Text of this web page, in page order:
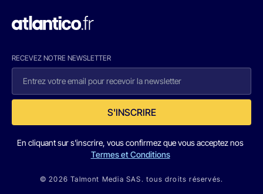
RECEVEZ NOTRE NEWSLETTER
S'INSCRIRE
En cliquant sur s'inscrire, vous confirmez que vous acceptez nos
Termes et Conditions
© 2026 Talmont Media SAS. tous droits réservés.